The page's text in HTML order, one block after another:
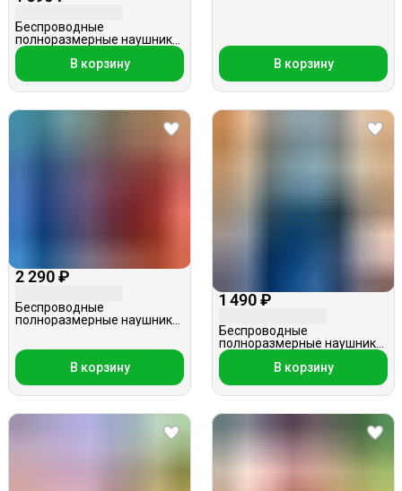
Беспроводные
полноразмерные наушники,
Borofone BO11, синие
В корзину
В корзину
2 290 ₽
Беспроводные
полноразмерные наушники,
В корзину
1 490 ₽
Беспроводные
полноразмерные наушники,
Elmcoei WH-CH400, синие
В корзину